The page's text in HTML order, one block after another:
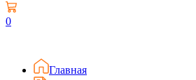
0
Главная